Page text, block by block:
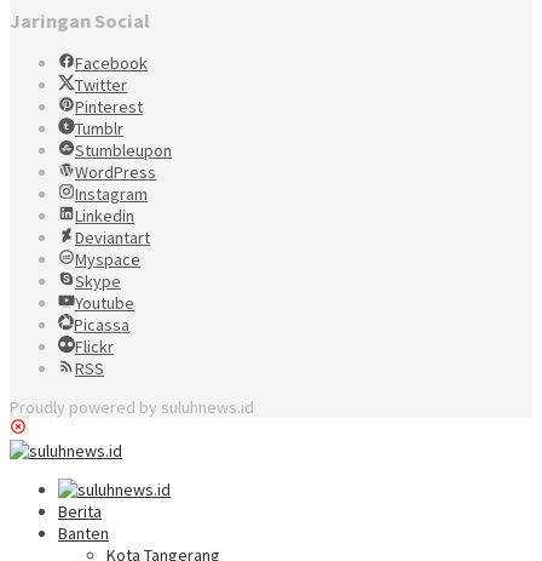
Jaringan Social
Facebook
Twitter
Pinterest
Tumblr
Stumbleupon
WordPress
Instagram
Linkedin
Deviantart
Myspace
Skype
Youtube
Picassa
Flickr
RSS
Proudly powered by suluhnews.id
Berita
Banten
Kota Tangerang